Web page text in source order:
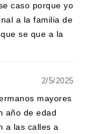
caso porque yo
a la familia de
se que a la
2/5/2025
mayores
año de edad
a las calles a